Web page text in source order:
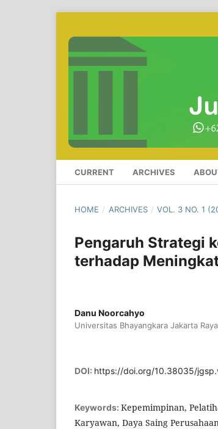
CURRENT ARCHIVES
HOME / ARCHIVES / VOL. 3 NO. 1
Pengaruh Strategi
terhadap
Danu Noorcahyo
Universitas Bhayangkara Jakarta
DOI: https://doi.org/10.38035/
Keywords: Kepemimpinan,
Karyawan, Daya Saing